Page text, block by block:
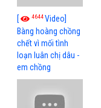
[ 4644Video]
Bàng hoàng chồng
chết vì mối tình
loạn luân chị dâu -
em chồng